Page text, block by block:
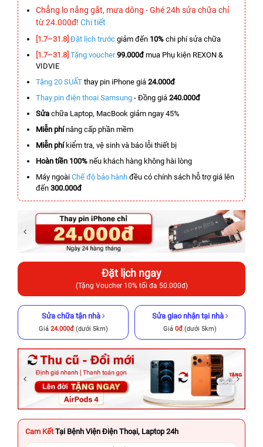
Chẳng lo nắng gắt, mưa dông - Ghé 24h sửa chữa chỉ
từ 24.000đ! Chi tiết
[1.7–31.8] Đặt lịch trước giảm đến 10% chi phí sửa chữa
[1.7–31.8] Tặng voucher 99.000đmua Phụ kiện REXON &
VIDVIE
Tặng 20 SUẤT thay pin iPhone giá 24.000đ
Thay pin điện thoại Samsung - Đồng giá 240.000đ
Sửa chữa Laptop, MacBook giảm ngay 45%
Miễn phínâng cấp phần mềm
Miễn phíkiểm tra, vệ sinh và báo lỗi thiết bị
Hoàn tiền 100% nếu khách hàng không hài lòng
Máy ngoài Chế độ bảo hành đều có chính sách hỗ trợ giá lên
đến 300.000đ
Đặt lịch ngay
(Tặng Voucher 10% tối đa 50.000đ)
Sửa chữa tận nhà
Giá 24.000đ(dưới 5km)
Sửa giao nhận tại nhà
Giá 0đ (dưới 5km)
Cam Kết Tại Bệnh Viện Điện Thoại, Laptop 24h